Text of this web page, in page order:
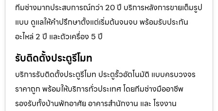
ทีมช่างมากประสบการณ์กว่า 20 ปี บริการหลังการขายเต็มรูป
แบบ ดูแลให้คำปรึกษาตั้งแต่เริ่มต้นจนจบ พร้อมรับประกัน
อะไหล่ 2 ปี และตัวเครื่อง 5 ปี
รับติดตั้งประตูรีโมท
บริการรับติดตั้งประตูรีโมท ประตูรั้วอัตโนมัติ แบบครบวงจร
ราคาถูก พร้อมให้บริการทั่วประเทศ โดยทีมช่างมืออาชีพ
รองรับทั้งบ้านพักอาศัย อาคารสำนักงาน และ โรงงาน